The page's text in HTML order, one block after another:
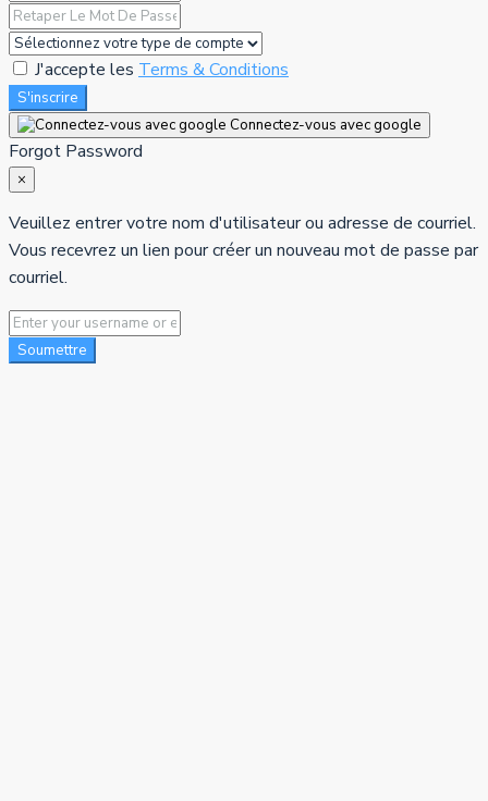
J'accepte les Terms & Conditions
S'inscrire
Connectez-vous avec google
Forgot Password
×
Veuillez entrer votre nom d'utilisateur ou adresse de courriel.
Vous recevrez un lien pour créer un nouveau mot de passe par
courriel.
Soumettre